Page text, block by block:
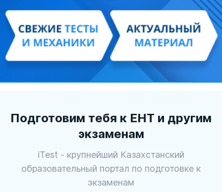
Подготовим тебя к ЕНТ и другим
экзаменам
iTest - крупнейший Казахстанский
образовательный портал по подготовке к
экзаменам